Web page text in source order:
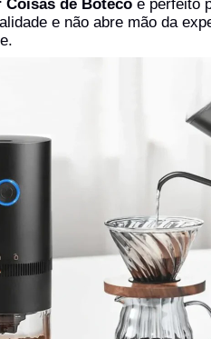
Coisas de Boteco é perfeito
e não abre mão da